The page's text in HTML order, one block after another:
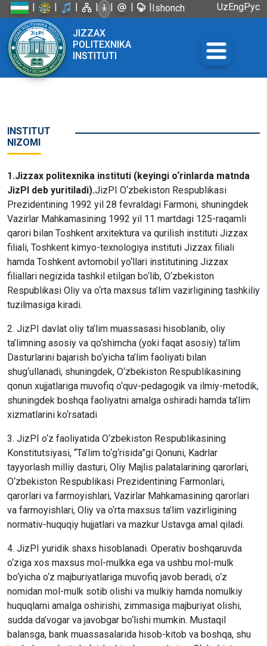
| | | | | | |Ishonch
UzEngРус
JIZZAX
POLITEXNIKA
INSTITUTI
INSTITUT
NIZOMI
1.Jizzax politexnika instituti (keyingi o‘rinlarda matnda
JizPI deb yuritiladi).JizPI O‘zbekiston Respublikasi
Prezidentining 1992 yil 28 fevraldagi Farmoni, shuningdek
Vazirlar Mahkamasining 1992 yil 11 martdagi 125-raqamli
qarori bilan Toshkent arxitektura va qurilish instituti Jizzax
filiali, Toshkent kimyo-texnologiya instituti Jizzax filiali
hamda Toshkent avtomobil yo‘llari institutining Jizzax
filiallari negizida tashkil etilgan bo‘lib, O‘zbekiston
Respublikasi Oliy va o‘rta maxsus ta’lim vazirligining tashkiliy
tuzilmasiga kiradi.
2. JizPI davlat oliy ta’lim muassasasi hisoblanib, oliy
ta’limning asosiy va qo‘shimcha (yoki faqat asosiy) ta’lim
Dasturlarini bajarish bo‘yicha ta’lim faoliyati bilan
shug‘ullanadi, shuningdek, O‘zbekiston Respublikasining
qonun xujjatlariga muvofiq o‘quv-pedagogik va ilmiy-metodik,
shuningdek boshqa faoliyatni amalga oshiradi hamda ta’lim
xizmatlarini ko‘rsatadi
3. JizPI o‘z faoliyatida O‘zbekiston Respublikasining
Konstitutsiyasi, “Ta’lim to‘g‘risida”gi Qonuni, Kadrlar
tayyorlash milliy dasturi, Oliy Majlis palatalarining qarorlari,
O‘zbekiston Respublikasi Prezidentining Farmonlari,
qarorlari va farmoyishlari, Vazirlar Mahkamasining qarorlari
va farmoyishlari, Oliy va o‘rta maxsus ta’lim vazirligining
normativ-huquqiy hujjatlari va mazkur Ustavga amal qiladi.
4. JizPI yuridik shaxs hisoblanadi. Operativ boshqaruvda
o‘ziga xos maxsus mol-mulkka ega va ushbu mol-mulk
bo‘yicha o‘z majburiyatlariga muvofiq javob beradi, o‘z
nomidan mol-mulk sotib olishi va mulkiy hamda nomulkiy
huquqlarni amalga oshirishi, zimmasiga majburiyat olishi,
sudda da’vogar va javobgar bo‘lishi mumkin. Mustaqil
balansga, bank muassasalarida hisob-kitob va boshqa, shu